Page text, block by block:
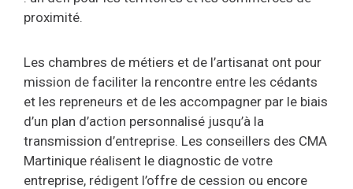
proximité.
Les chambres de métiers et de l’artisanat ont pour
mission de faciliter la rencontre entre les cédants
et les repreneurs et de les accompagner par le biais
d’un plan d’action personnalisé jusqu’à la
transmission d’entreprise. Les conseillers des CMA
Martinique réalisent le diagnostic de votre
entreprise, rédigent l’offre de cession ou encore